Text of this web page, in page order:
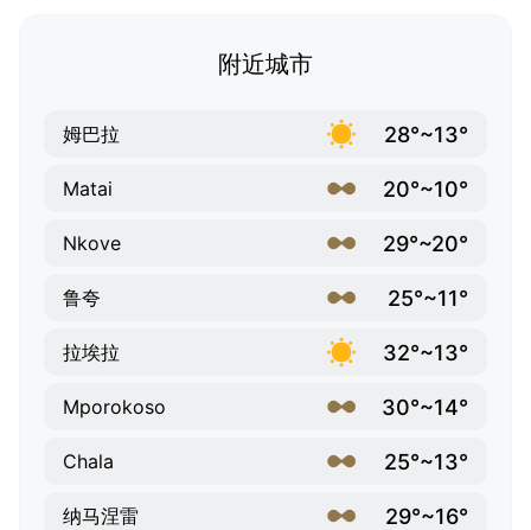
附近城市
姆巴拉 28°~13°
Matai 20°~10°
Nkove 29°~20°
鲁夸 25°~11°
拉埃拉 32°~13°
Mporokoso 30°~14°
Chala 25°~13°
纳马涅雷 29°~16°